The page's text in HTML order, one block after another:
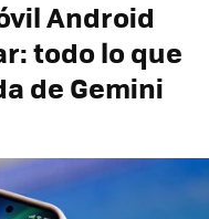
Android
todo lo que
de Gemini